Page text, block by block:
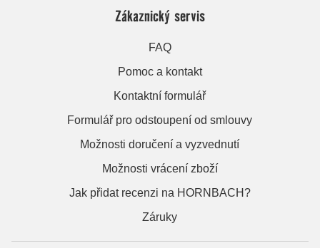
Zákaznický servis
FAQ
Pomoc a kontakt
Kontaktní formulář
Formulář pro odstoupení od smlouvy
Možnosti doručení a vyzvednutí
Možnosti vrácení zboží
Jak přidat recenzi na HORNBACH?
Záruky